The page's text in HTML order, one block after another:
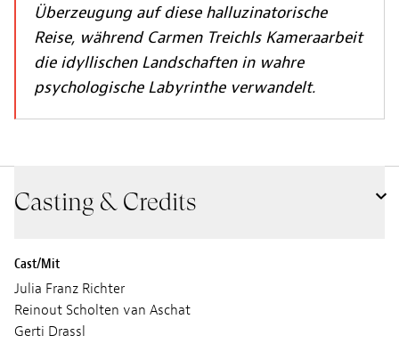
Überzeugung auf diese halluzinatorische
Reise, während Carmen Treichls Kameraarbeit
die idyllischen Landschaften in wahre
psychologische Labyrinthe verwandelt.
Casting & Credits
Cast/Mit
Julia Franz Richter
Reinout Scholten van Aschat
Gerti Drassl